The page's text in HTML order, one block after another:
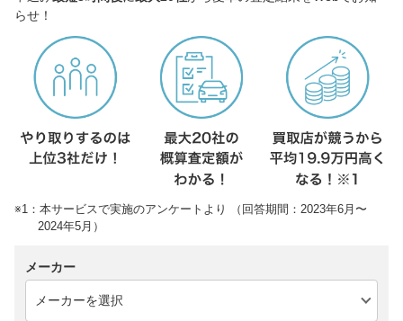
らせ！
※1：本サービスで実施のアンケートより （回答期間：2023年6月〜
2024年5月）
メーカー